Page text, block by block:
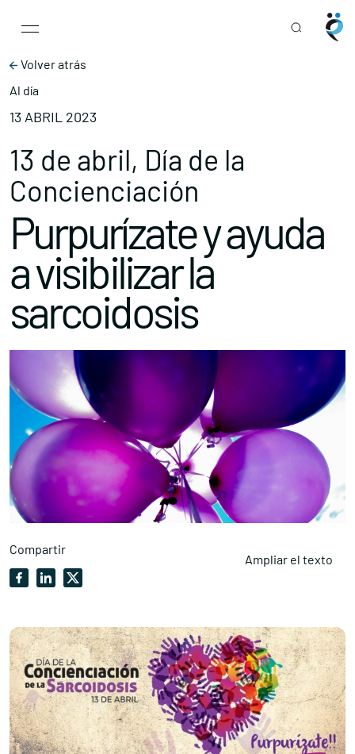
Main Navigation
Volver atrás
Al día
13 ABRIL 2023
13 de abril, Día de la
Concienciación
Purpurízate y ayuda
a visibilizar la
sarcoidosis
Compartir
Ampliar el texto